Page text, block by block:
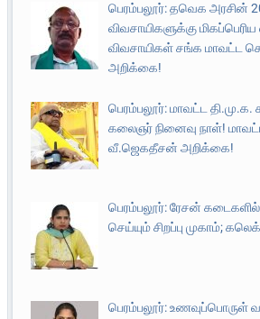
பெரம்பலூர்: தவெக அரசின்
விவசாயிகளுக்கு
விவசாயிகள் சங்க மாவட்ட
அறிக்கை!
பெரம்பலூர்: மாவட்ட தி.மு.க.
கலைஞர் நினைவு நாள்!
வீ.ஜெகதீசன் அறிக்கை!
பெரம்பலூர்: ரேசன் கடைகளில்
செய்யும் சிறப்பு முகாம்;
பெரம்பலூர்: உணவுப்பொருள்